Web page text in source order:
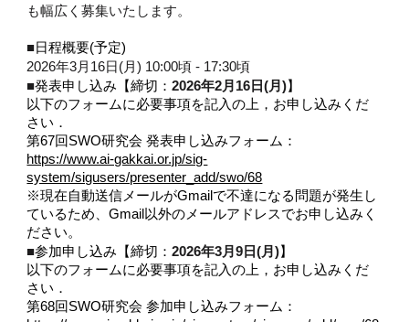
も幅広く募集いたします。
■日程概要(予定)
2026年3月16日(月) 10:00頃 - 17:30頃
■発表申し込み【締切：2026年2月16日(月)】
以下のフォームに必要事項を記入の上，お申し込みくだ
さい．
第67回SWO研究会 発表申し込みフォーム：
https://www.ai-gakkai.or.jp/sig-
system/sigusers/presenter_add/swo/68
※現在自動送信メールがGmailで不達になる問題が発生し
ているため、Gmail以外のメールアドレスでお申し込みく
ださい。
■参加申し込み【締切：2026年3月9日(月)】
以下のフォームに必要事項を記入の上，お申し込みくだ
さい．
第68回SWO研究会 参加申し込みフォーム：